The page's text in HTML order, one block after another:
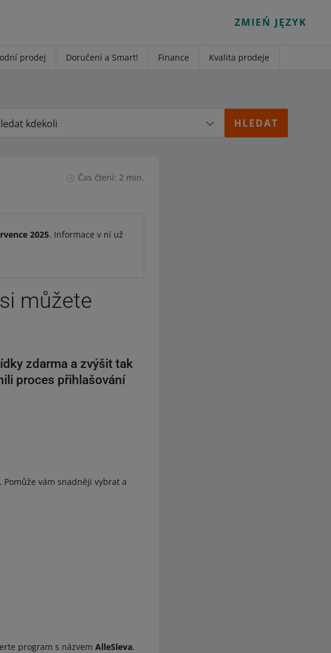
ZMIEŃ JĘZYK
prodej Doručení a Smart! Finance Kvalita prodeje
kdekoli
Čas čtení: 2 min.
2025. Informace v ní už
můžete
zdarma a zvýšit tak
proces přihlašování
. Pomůže vám snadněji vybrat a
program s názvem AlleSleva.